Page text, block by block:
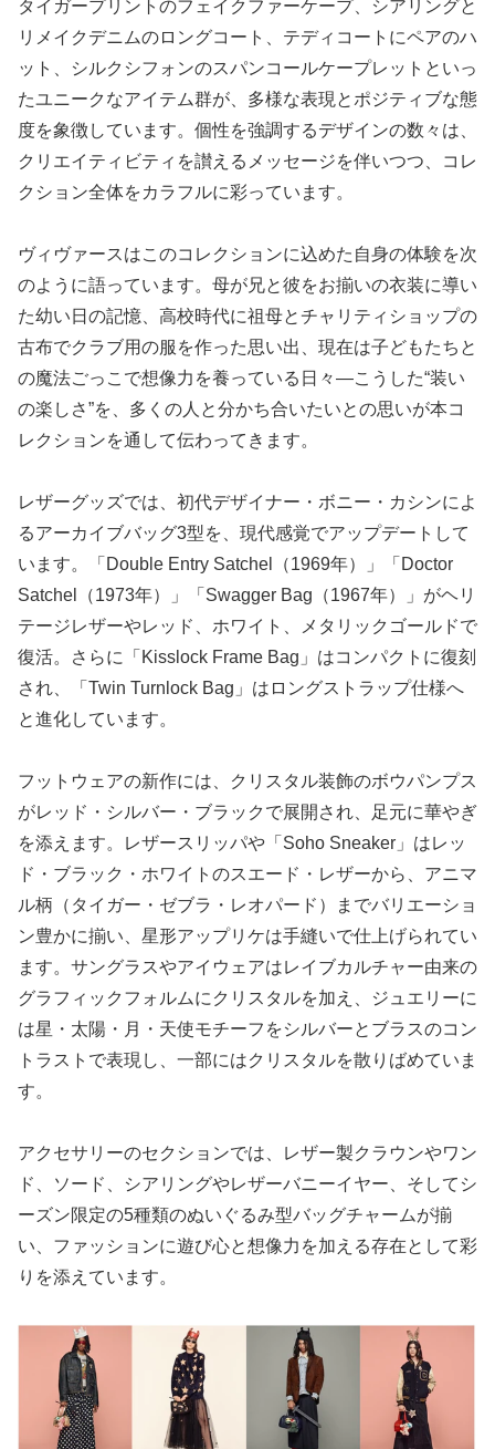
タイガープリントのフェイクファーケープ、シアリングと
リメイクデニムのロングコート、テディコートにペアのハ
ット、シルクシフォンのスパンコールケープレットといっ
たユニークなアイテム群が、多様な表現とポジティブな態
度を象徴しています。個性を強調するデザインの数々は、
クリエイティビティを讃えるメッセージを伴いつつ、コレ
クション全体をカラフルに彩っています。
ヴィヴァースはこのコレクションに込めた自身の体験を次
のように語っています。母が兄と彼をお揃いの衣装に導い
た幼い日の記憶、高校時代に祖母とチャリティショップの
古布でクラブ用の服を作った思い出、現在は子どもたちと
の魔法ごっこで想像力を養っている日々—こうした“装い
の楽しさ”を、多くの人と分かち合いたいとの思いが本コ
レクションを通して伝わってきます。
レザーグッズでは、初代デザイナー・ボニー・カシンによ
るアーカイブバッグ3型を、現代感覚でアップデートして
います。「Double Entry Satchel（1969年）」「Doctor
Satchel（1973年）」「Swagger Bag（1967年）」がヘリ
テージレザーやレッド、ホワイト、メタリックゴールドで
復活。さらに「Kisslock Frame Bag」はコンパクトに復刻
され、「Twin Turnlock Bag」はロングストラップ仕様へ
と進化しています。
フットウェアの新作には、クリスタル装飾のボウパンプス
がレッド・シルバー・ブラックで展開され、足元に華やぎ
を添えます。レザースリッパや「Soho Sneaker」はレッ
ド・ブラック・ホワイトのスエード・レザーから、アニマ
ル柄（タイガー・ゼブラ・レオパード）までバリエーショ
ン豊かに揃い、星形アップリケは手縫いで仕上げられてい
ます。サングラスやアイウェアはレイブカルチャー由来の
グラフィックフォルムにクリスタルを加え、ジュエリーに
は星・太陽・月・天使モチーフをシルバーとブラスのコン
トラストで表現し、一部にはクリスタルを散りばめていま
す。
アクセサリーのセクションでは、レザー製クラウンやワン
ド、ソード、シアリングやレザーバニーイヤー、そしてシ
ーズン限定の5種類のぬいぐるみ型バッグチャームが揃
い、ファッションに遊び心と想像力を加える存在として彩
りを添えています。